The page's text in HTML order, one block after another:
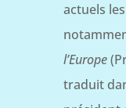
actuels
l’Europe
traduit